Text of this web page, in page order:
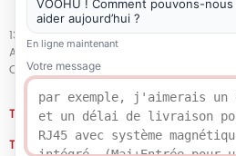
13e étage, bâtiment G, centre d'affaires
Avenue, district de Wujiang, ville de
Chine
TEL
+86 133 5804 1040 (WhatsApp)
TEL
+86 180 2130 1136 / +86 133 3865
VOOHU ! Comment pouvons-nous
aider aujourd’hui ?
En ligne maintenant
Votre message